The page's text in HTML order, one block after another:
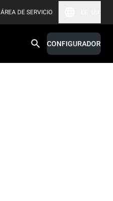
ÁREA DE SERVICIO
CONFIGURADOR